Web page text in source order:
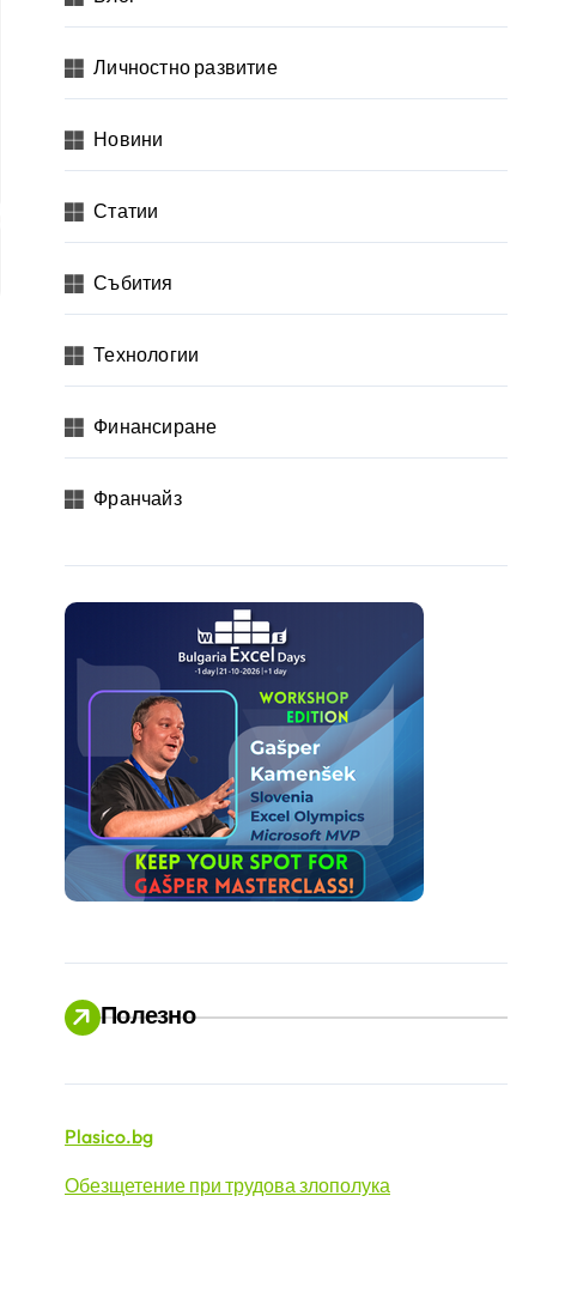
Личностно развитие
Новини
Статии
Събития
Технологии
Финансиране
Франчайз
Полезно
Plasico.bg
Обезщетение при трудова злополука